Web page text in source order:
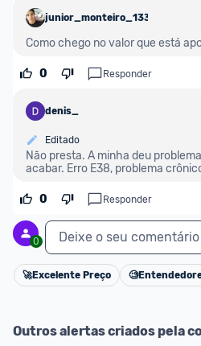
Federal que calcula o valor
impostos.
junior_monteiro_1330663
Como chego no valor que está
0 Responder
denis_
Editado
Não presta. A minha deu
acabar. Erro E38, problema
0 Responder
0 Deixe o seu comentário
🚀Excelente Preço 🧐
Outros alertas criados pela